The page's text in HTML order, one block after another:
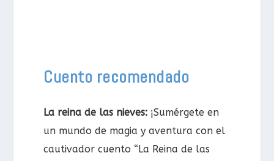
Cuento recomendado
La reina de las nieves: ¡Sumérgete en
un mundo de magia y aventura con el
cautivador cuento “La Reina de las